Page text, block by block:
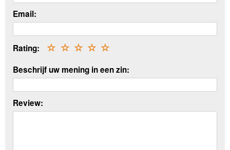
Email:
Rating: ☆
☆
☆
☆
☆
Beschrijf uw mening in een zin:
Review: